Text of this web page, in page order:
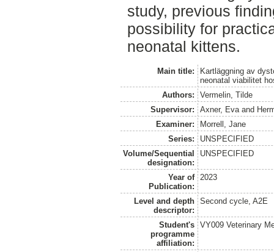
study, previous
possibility for
neonatal kittens.
Main title:
Kartläggning av
neonatal viabilitet
Authors:
Vermelin, Tilde
Supervisor:
Axner, Eva and
Examiner:
Morrell, Jane
Series:
UNSPECIFIED
Volume/Sequential
designation:
UNSPECIFIED
Year of
Publication:
2023
Level and depth
descriptor:
Second cycle, A2E
Student's
programme
affiliation:
VY009 Veterinary